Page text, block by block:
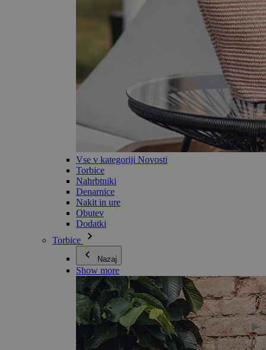
Vse v kategoriji Novosti
Torbice
Nahrbtniki
Denarnice
Nakit in ure
Obutev
Dodatki
Torbice
Nazaj
Show more